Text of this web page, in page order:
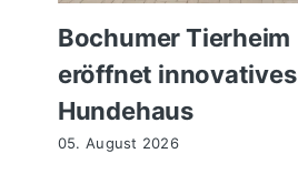
Bochumer Tierheim
eröffnet innovatives
Hundehaus
05. August 2026